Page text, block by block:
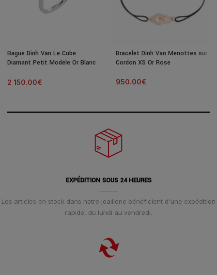
Bague Dinh Van Le Cube
Diamant Petit Modèle Or Blanc
2 150.00€
Bracelet Dinh Van Menottes sur
Cordon XS Or Rose
950.00€
EXPÉDITION SOUS 24 HEURES
Les articles en stock dans notre joaillerie bénéficient d'une expédition
rapide, du lundi au vendredi.